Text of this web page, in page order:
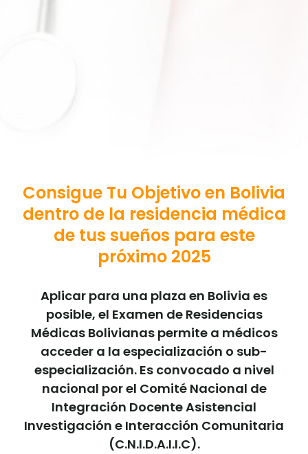
Consigue Tu Objetivo en Bolivia
dentro de la residencia médica
de tus sueños para este
próximo 2025
Aplicar para una plaza en Bolivia es
posible, el Examen de Residencias
Médicas Bolivianas permite a médicos
acceder a la especialización o sub-
especialización. Es convocado a nivel
nacional por el Comité Nacional de
Integración Docente Asistencial
Investigación e Interacción Comunitaria
(C.N.I.D.A.I.I.C).